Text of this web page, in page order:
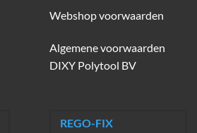
Webshop voorwaarden
Algemene voorwaarden
DIXY Polytool BV
REGO-FIX